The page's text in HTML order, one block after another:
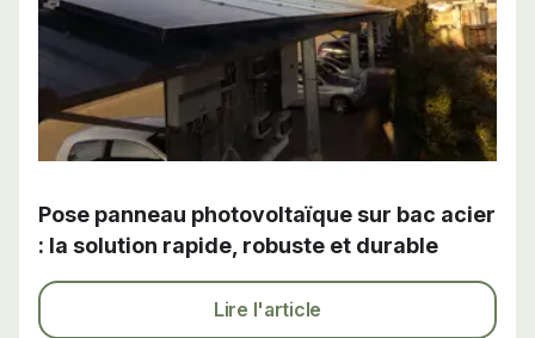
Pose panneau photovoltaïque sur bac acier
: la solution rapide, robuste et durable
Lire l'article